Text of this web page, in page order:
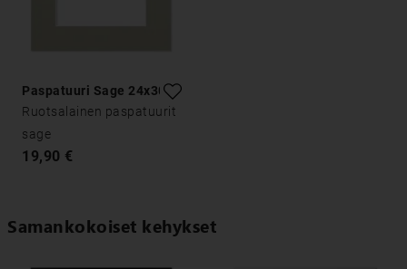
Paspatuuri Sage 24x30
Ruotsalainen paspatuurit
sage
19,90 €
Samankokoiset kehykset